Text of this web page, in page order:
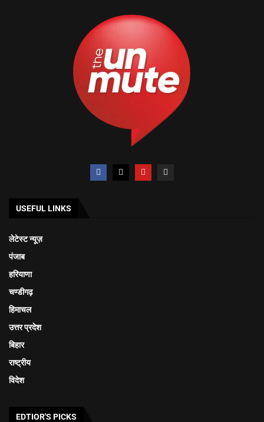
USEFUL LINKS
लेटेस्ट न्यूज़
पंजाब
हरियाणा
चण्डीगढ़
हिमाचल
उत्तर प्रदेश
बिहार
राष्ट्रीय
विदेश
EDTIOR'S PICKS